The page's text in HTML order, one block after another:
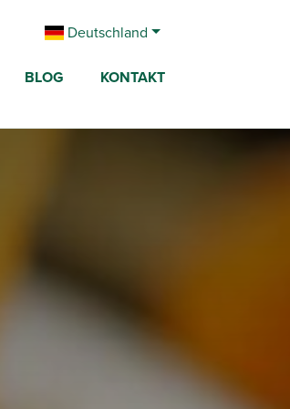
Deutschland
BLOG KONTAKT